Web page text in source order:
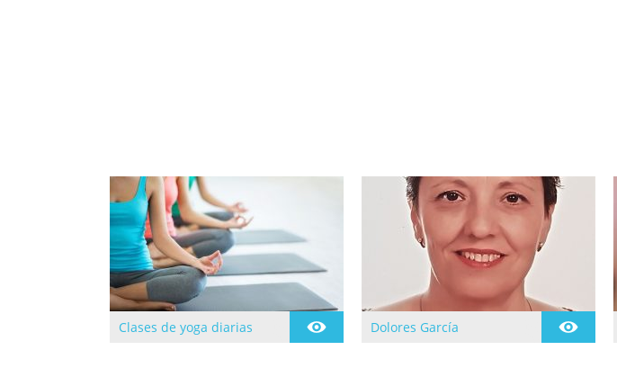
Clases de yoga diarias Dolores García